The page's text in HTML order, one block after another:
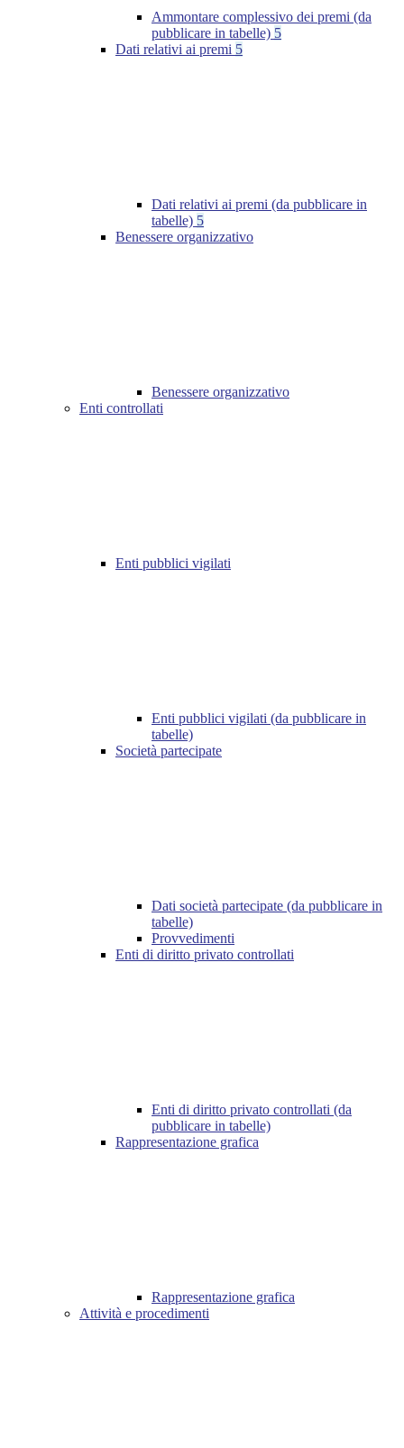
Ammontare complessivo dei premi (da
pubblicare in tabelle) 5
Dati relativi ai premi 5
Dati relativi ai premi (da pubblicare in
tabelle) 5
Benessere organizzativo
Benessere organizzativo
Enti controllati
Enti pubblici vigilati
Enti pubblici vigilati (da pubblicare in
tabelle)
Società partecipate
Dati società partecipate (da pubblicare in
tabelle)
Provvedimenti
Enti di diritto privato controllati
Enti di diritto privato controllati (da
pubblicare in tabelle)
Rappresentazione grafica
Rappresentazione grafica
Attività e procedimenti